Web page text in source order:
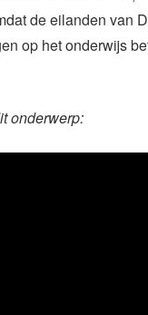
de eilanden van
op het onderwijs
onderwerp: